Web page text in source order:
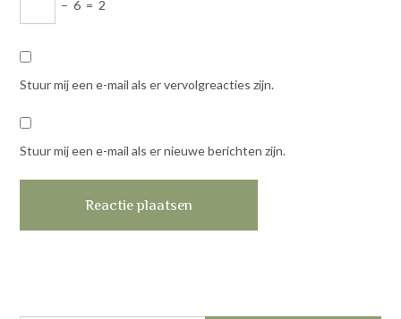
− 6 = 2
Stuur mij een e-mail als er vervolgreacties zijn.
Stuur mij een e-mail als er nieuwe berichten zijn.